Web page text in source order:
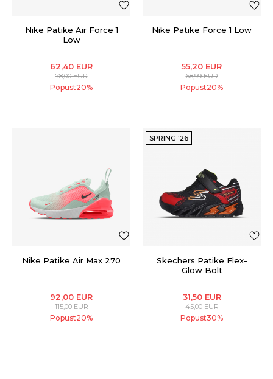
Nike Patike Air Force 1
Low
62,40 EUR
78,00EUR
Popust20%
Nike Patike Force 1 Low
55,20 EUR
68,99EUR
Popust20%
Nike Patike Air Max 270
92,00 EUR
115,00EUR
Popust20%
SPRING '26
Skechers Patike Flex-
Glow Bolt
31,50 EUR
45,00EUR
Popust30%